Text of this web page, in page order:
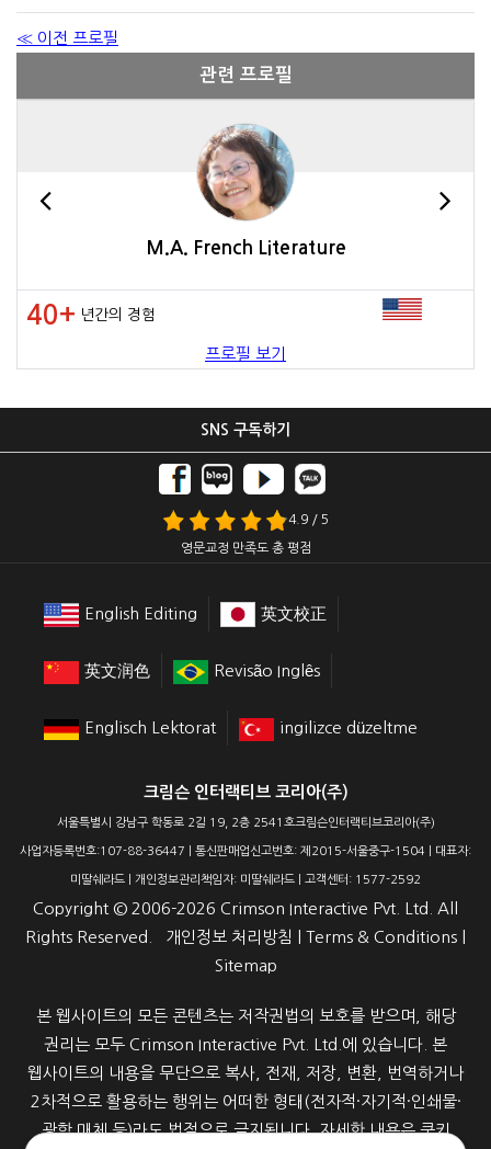
≪ 이전 프로필
관련 프로필
M.A. French Literature
40+ 년간의 경험
프로필 보기
SNS 구독하기
4.9 / 5
영문교정 만족도 총 평점
English Editing 英文校正
英文润色 Revisão Inglês
Englisch Lektorat ingilizce düzeltme
크림슨 인터랙티브 코리아(주)
서울특별시 강남구 학동로 2길 19, 2층 2541호크림슨인터랙티브코리아(주)
사업자등록번호:107-88-36447 | 통신판매업신고번호: 제2015-서울중구-1504 | 대표자:
미딸쉐라드 | 개인정보관리책임자: 미딸쉐라드 | 고객센터: 1577-2592
Copyright © 2006-2026 Crimson Interactive Pvt. Ltd. All
Rights Reserved. 개인정보 처리방침 Terms & Conditions
Sitemap
본 웹사이트의 모든 콘텐츠는 저작권법의 보호를 받으며, 해당
권리는 모두 Crimson Interactive Pvt. Ltd.에 있습니다. 본
웹사이트의 내용을 무단으로 복사, 전재, 저장, 변환, 번역하거나
2차적으로 활용하는 행위는 어떠한 형태(전자적·자기적·인쇄물·
광학 매체 등)라도 법적으로 금지됩니다. 자세한 내용은 쿠키